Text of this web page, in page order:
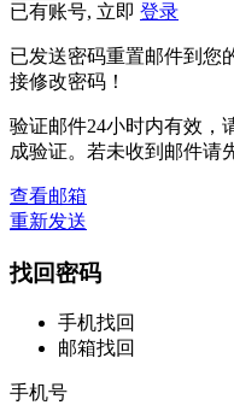
已有账号, 立即 登录
已发送密码重置邮件到您
接修改密码！
验证邮件24小时内有效，
成验证。若未收到邮件请
查看邮箱
重新发送
找回密码
手机找回
邮箱找回
手机号